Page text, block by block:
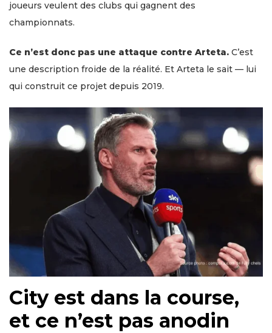
joueurs veulent des clubs qui gagnent des
championnats.
Ce n’est donc pas une attaque contre Arteta. C’est
une description froide de la réalité. Et Arteta le sait — lui
qui construit ce projet depuis 2019.
City est dans la course,
et ce n’est pas anodin